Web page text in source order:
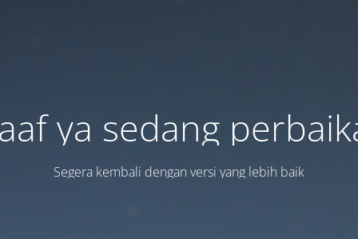
ya sedang
Segera kembali dengan versi yang lebih baik